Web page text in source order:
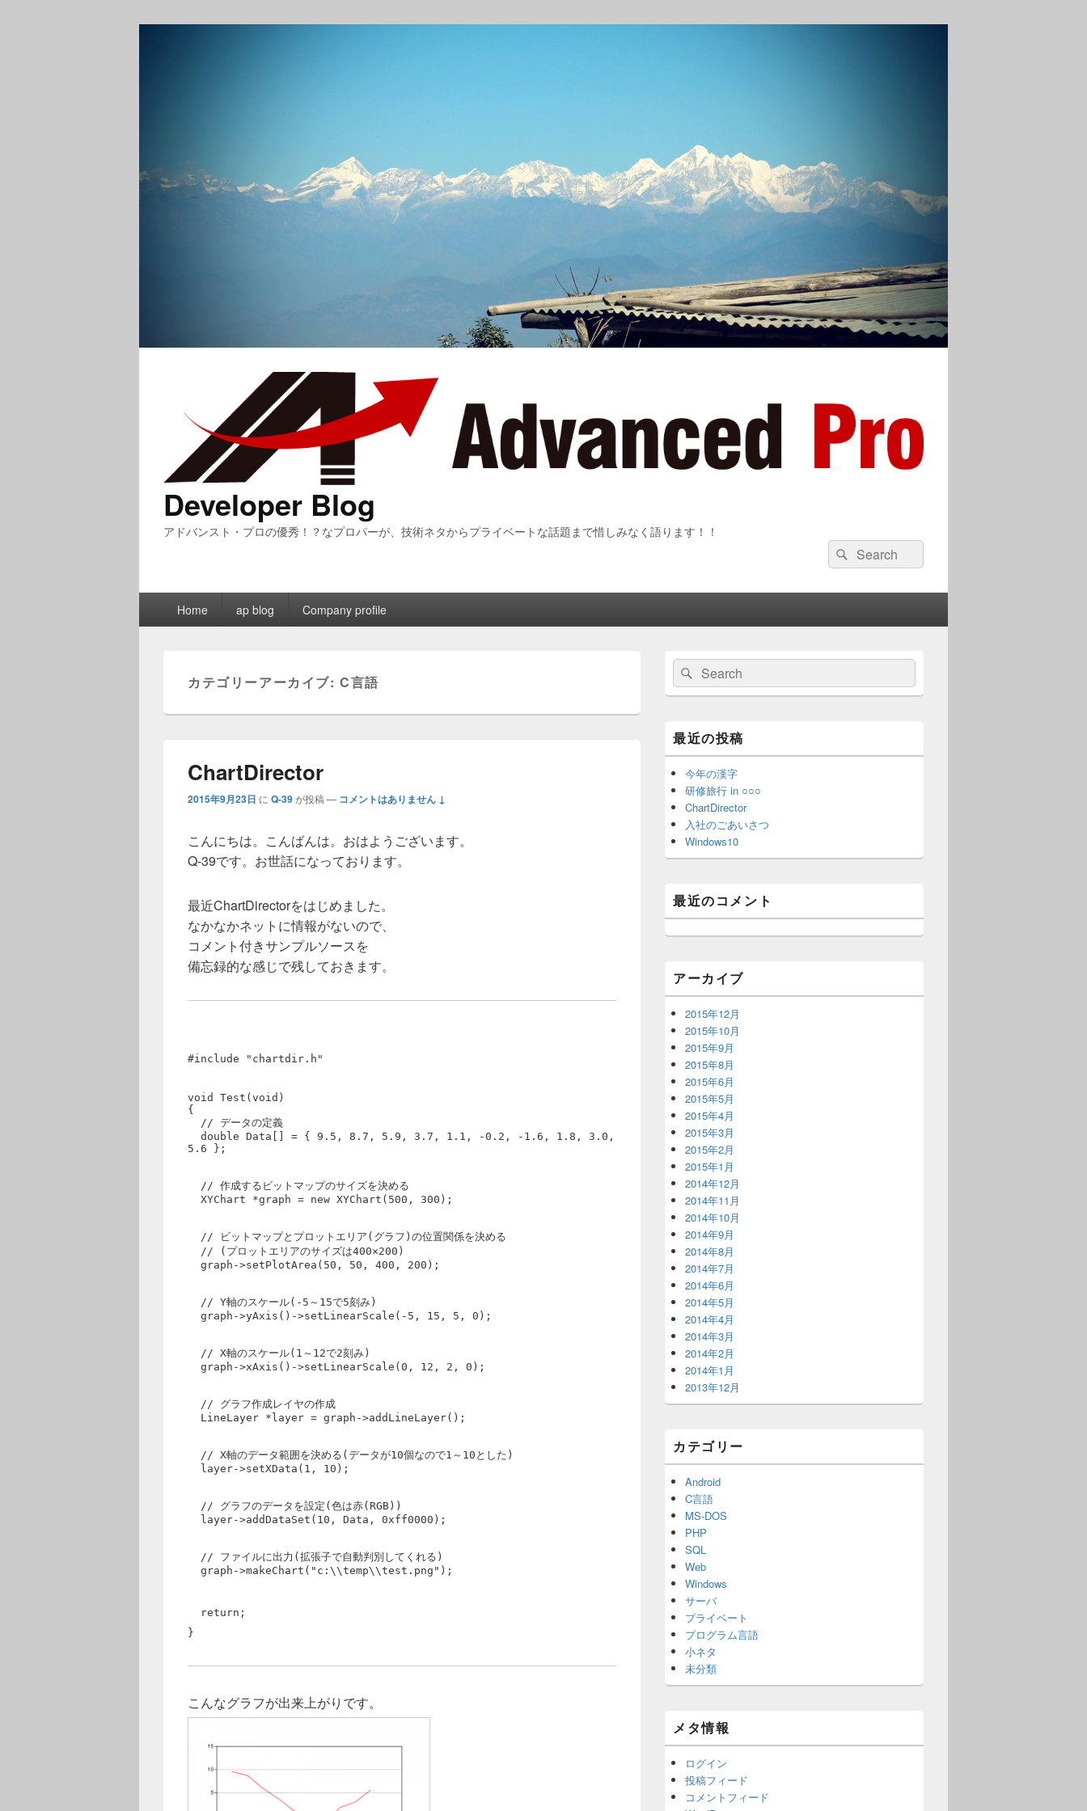
Developer Blog
アドバンスト・プロの優秀！？なプロパーが、技術ネタからプライベートな話題まで惜しみなく語ります！！
検
索:
検
索
Home ap blog Company profile
カテゴリーアーカイブ:C言語
ChartDirector
2015年9月23日 に Q-39が投稿 — コメントはありません ↓
こんにちは。こんばんは。おはようございます。
Q-39です。お世話になっております。
最近ChartDirectorをはじめました。
なかなかネットに情報がないので、
コメント付きサンプルソースを
備忘録的な感じで残しておきます。
#include "chartdir.h"
void Test(void)
{
// データの定義
double Data[] = { 9.5, 8.7, 5.9, 3.7, 1.1, -0.2, -1.6, 1.8, 3.0,
5.6 };
// 作成するビットマップのサイズを決める
XYChart *graph = new XYChart(500, 300);
// ビットマップとプロットエリア(グラフ)の位置関係を決める
// (プロットエリアのサイズは400×200)
graph->setPlotArea(50, 50, 400, 200);
// Y軸のスケール(-5～15で5刻み)
graph->yAxis()->setLinearScale(-5, 15, 5, 0);
// X軸のスケール(1～12で2刻み)
graph->xAxis()->setLinearScale(0, 12, 2, 0);
// グラフ作成レイヤの作成
LineLayer *layer = graph->addLineLayer();
// X軸のデータ範囲を決める(データが10個なので1～10とした)
layer->setXData(1, 10);
// グラフのデータを設定(色は赤(RGB))
layer->addDataSet(10, Data, 0xff0000);
// ファイルに出力(拡張子で自動判別してくれる)
graph->makeChart("c:\\temp\\test.png");
return;
}
こんなグラフが出来上がりです。
メ
ン
サ
バ
ー
ウ
ィ
ジ
ッ
ト
エ
検
索:
検
索
最近の投稿
今年の漢字
研修旅行 in ○○○
ChartDirector
入社のごあいさつ
Windows10
最近のコメント
アーカイブ
2015年12月
2015年10月
2015年9月
2015年8月
2015年6月
2015年5月
2015年4月
2015年3月
2015年2月
2015年1月
2014年12月
2014年11月
2014年10月
2014年9月
2014年8月
2014年7月
2014年6月
2014年5月
2014年4月
2014年3月
2014年2月
2014年1月
2013年12月
カテゴリー
Android
C言語
MS-DOS
PHP
SQL
Web
Windows
サーバ
プライベート
プログラム言語
小ネタ
未分類
メタ情報
ログイン
投稿フィード
コメントフィード